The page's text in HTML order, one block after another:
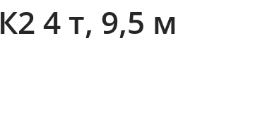
4 т, 9,5 м